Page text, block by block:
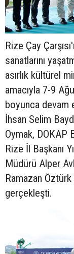
Rize Çay
sanatlarını
asırlık kültürel
amacıyla 7-9
boyunca devam
İhsan Selim
Oymak, DOKAP
Rize İl Başkanı
Müdürü Alper
Ramazan
gerçekleşti.